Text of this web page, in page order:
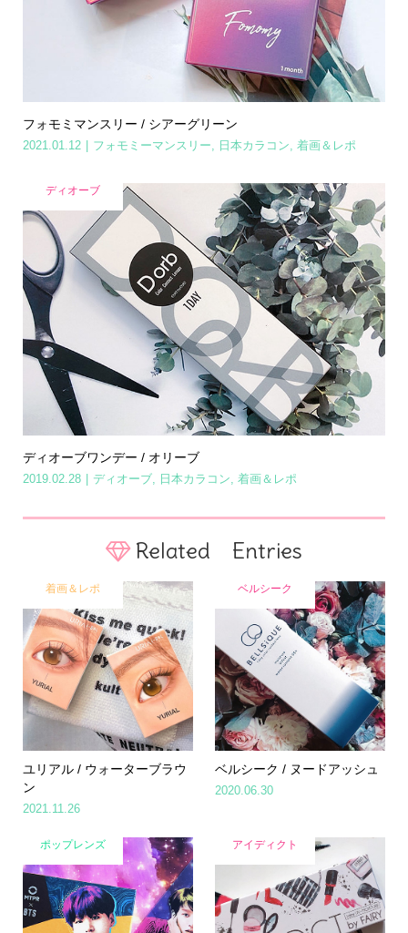
フォモミマンスリー / シアーグリーン
2021.01.12 フォモミーマンスリー 日本カラコン 着画＆レポ
ディオーブ
ディオーブワンデー / オリーブ
2019.02.28 ディオーブ, 日本カラコン 着画＆レポ
Related Entries
着画＆レポ
ユリアル / ウォーターブラウ
ン
2021.11.26
ベルシーク
ベルシーク / ヌードアッシュ
2020.06.30
ポップレンズ アイディクト
Home Share Search Contact